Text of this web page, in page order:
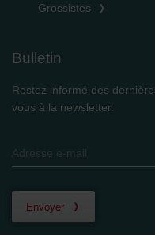
Grossistes
Bulletin
Restez informé des
vous à la newsletter.
Envoyer